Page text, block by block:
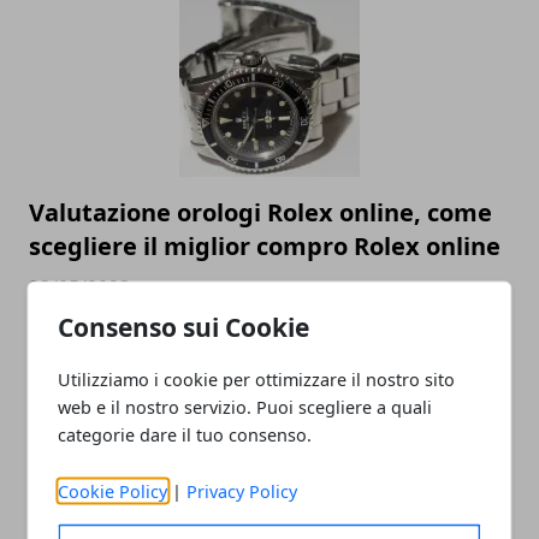
Consenso sui Cookie
Utilizziamo i cookie per ottimizzare il nostro sito
web e il nostro servizio. Puoi scegliere a quali
categorie dare il tuo consenso.
Cookie Policy | Privacy Policy
Valutazione orologi Rolex online, come
scegliere il miglior compro Rolex online
23/05/2023